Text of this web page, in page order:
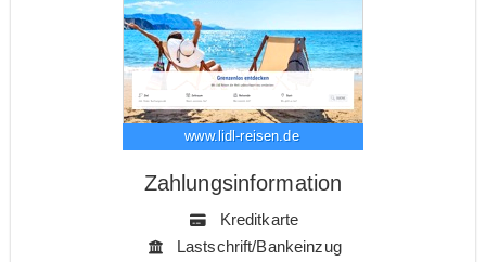
www.lidl-reisen.de
Zahlungsinformation
Kreditkarte
Lastschrift/Bankeinzug